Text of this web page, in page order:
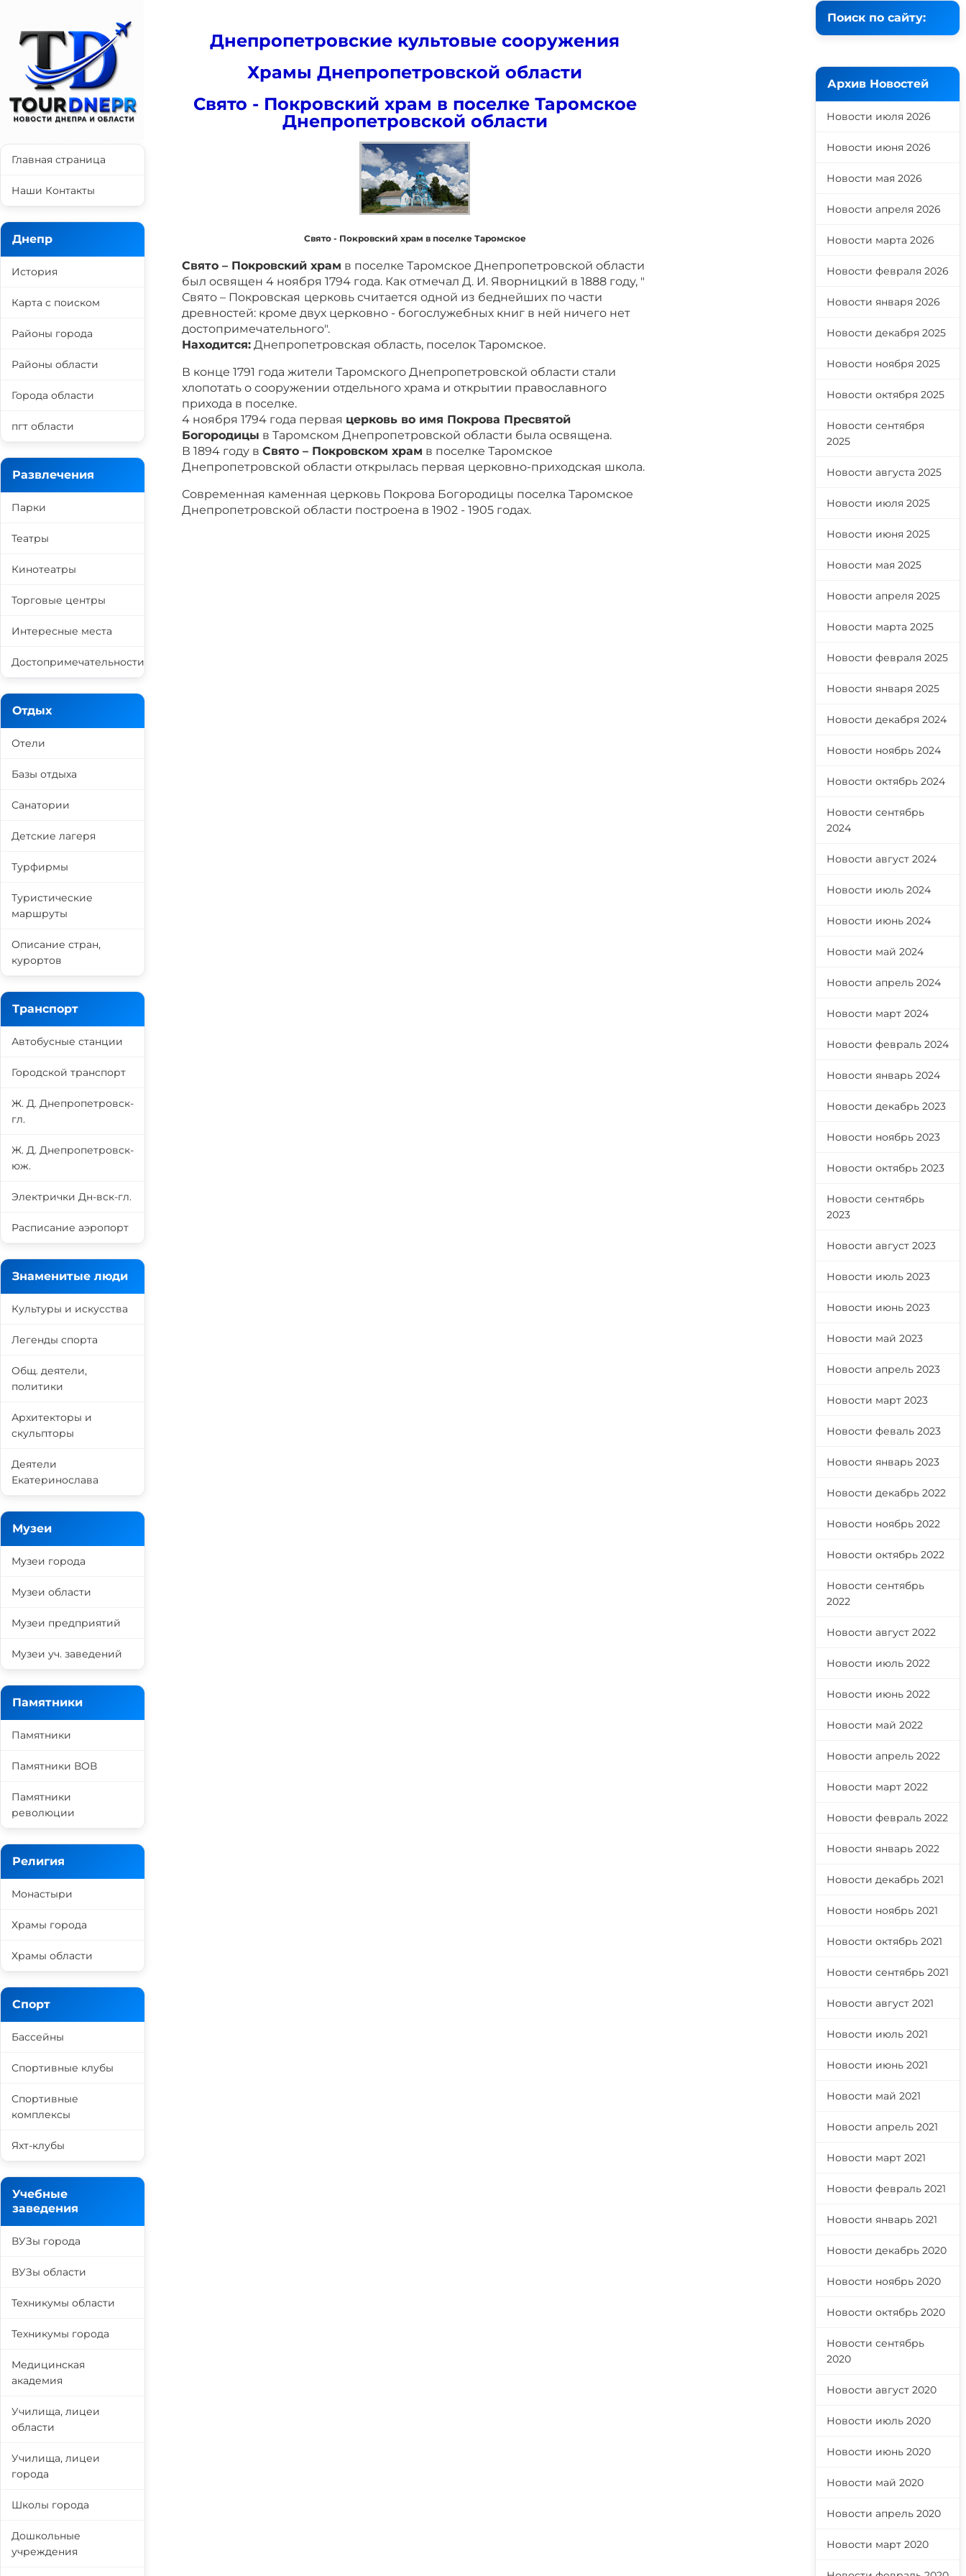
Днепропетровские культовые сооружения
Храмы Днепропетровской области
Свято - Покровский храм в поселке Таромское
Днепропетровской области
Свято - Покровский храм в поселке Таромское
Свято – Покровский храм в поселке Таромское Днепропетровской области
был освящен 4 ноября 1794 года. Как отмечал Д. И. Яворницкий в 1888 году, "
Свято – Покровская церковь считается одной из беднейших по части
древностей: кроме двух церковно - богослужебных книг в ней ничего нет
достопримечательного".
Находится: Днепропетровская область, поселок Таромское.
В конце 1791 года жители Таромского Днепропетровской области стали
хлопотать о сооружении отдельного храма и открытии православного
прихода в поселке.
4 ноября 1794 года первая церковь во имя Покрова Пресвятой
Богородицы в Таромском Днепропетровской области была освящена.
В 1894 году в Свято – Покровском храм в поселке Таромское
Днепропетровской области открылась первая церковно-приходская школа.
Современная каменная церковь Покрова Богородицы поселка Таромское
Днепропетровской области построена в 1902 - 1905 годах.
Главная страница
Наши Контакты
Днепр
История
Карта с поиском
Районы города
Районы области
Города области
пгт области
Развлечения
Парки
Театры
Кинотеатры
Торговые центры
Интересные места
Достопримечательности
Отдых
Отели
Базы отдыха
Санатории
Детские лагеря
Турфирмы
Туристические
маршруты
Описание стран,
курортов
Транспорт
Автобусные станции
Городской транспорт
Ж. Д. Днепропетровск-
гл.
Ж. Д. Днепропетровск-
юж.
Электрички Дн-вск-гл.
Расписание аэропорт
Знаменитые люди
Культуры и искусства
Легенды спорта
Общ. деятели,
политики
Архитекторы и
скульпторы
Деятели
Екатеринослава
Музеи
Музеи города
Музеи области
Музеи предприятий
Музеи уч. заведений
Памятники
Памятники
Памятники ВОВ
Памятники
революции
Религия
Монастыри
Храмы города
Храмы области
Спорт
Бассейны
Спортивные клубы
Спортивные
комплексы
Яхт-клубы
Учебные
заведения
ВУЗы города
ВУЗы области
Техникумы области
Техникумы города
Медицинская
академия
Училища, лицеи
области
Училища, лицеи
города
Школы города
Дошкольные
учреждения
Поиск по сайту:
Архив Новостей
Новости июля 2026
Новости июня 2026
Новости мая 2026
Новости апреля 2026
Новости марта 2026
Новости февраля 2026
Новости января 2026
Новости декабря 2025
Новости ноября 2025
Новости октября 2025
Новости сентября
2025
Новости августа 2025
Новости июля 2025
Новости июня 2025
Новости мая 2025
Новости апреля 2025
Новости марта 2025
Новости февраля 2025
Новости января 2025
Новости декабря 2024
Новости ноябрь 2024
Новости октябрь 2024
Новости сентябрь
2024
Новости август 2024
Новости июль 2024
Новости июнь 2024
Новости май 2024
Новости апрель 2024
Новости март 2024
Новости февраль 2024
Новости январь 2024
Новости декабрь 2023
Новости ноябрь 2023
Новости октябрь 2023
Новости сентябрь
2023
Новости август 2023
Новости июль 2023
Новости июнь 2023
Новости май 2023
Новости апрель 2023
Новости март 2023
Новости феваль 2023
Новости январь 2023
Новости декабрь 2022
Новости ноябрь 2022
Новости октябрь 2022
Новости сентябрь
2022
Новости август 2022
Новости июль 2022
Новости июнь 2022
Новости май 2022
Новости апрель 2022
Новости март 2022
Новости февраль 2022
Новости январь 2022
Новости декабрь 2021
Новости ноябрь 2021
Новости октябрь 2021
Новости сентябрь 2021
Новости август 2021
Новости июль 2021
Новости июнь 2021
Новости май 2021
Новости апрель 2021
Новости март 2021
Новости февраль 2021
Новости январь 2021
Новости декабрь 2020
Новости ноябрь 2020
Новости октябрь 2020
Новости сентябрь
2020
Новости август 2020
Новости июль 2020
Новости июнь 2020
Новости май 2020
Новости апрель 2020
Новости март 2020